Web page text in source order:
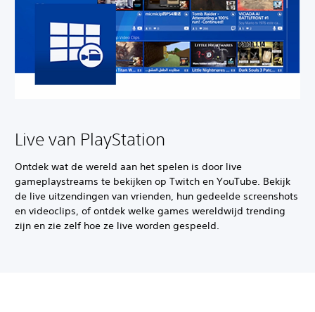
Live van PlayStation
Ontdek wat de wereld aan het spelen is door live
gameplaystreams te bekijken op Twitch en YouTube. Bekijk
de live uitzendingen van vrienden, hun gedeelde screenshots
en videoclips, of ontdek welke games wereldwijd trending
zijn en zie zelf hoe ze live worden gespeeld.